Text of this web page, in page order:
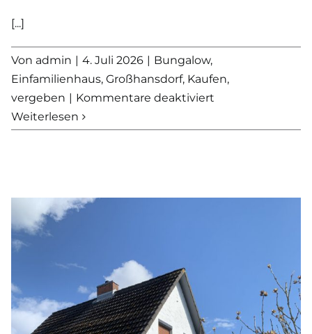
[...]
Von admin | 4. Juli 2026 | Bungalow,
Einfamilienhaus, Großhansdorf, Kaufen,
vergeben | Kommentare deaktiviert
Potenzial!
Weiterlesen